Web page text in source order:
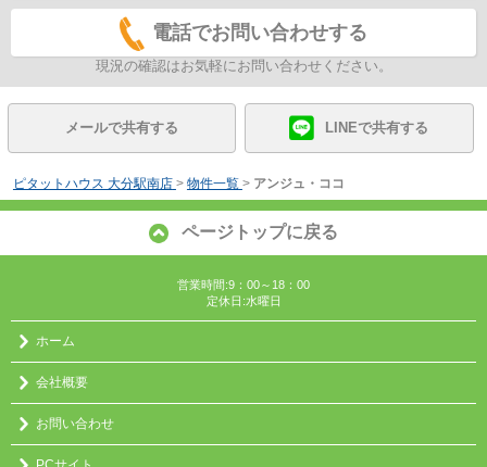
電話でお問い合わせする
現況の確認はお気軽にお問い合わせください。
メールで共有する LINEで共有する
ピタットハウス 大分駅南店 > 物件一覧 > アンジュ・ココ
ページトップに戻る
営業時間:9：00～18：00
定休日:水曜日
ホーム
会社概要
お問い合わせ